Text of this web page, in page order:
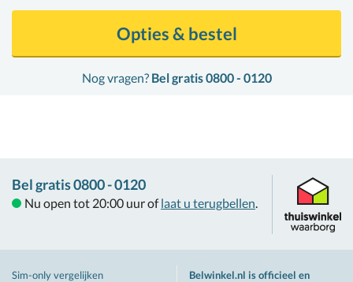
Nog vragen? Bel gratis 0800 - 0120
Opties & bestel
Bel gratis 0800 - 0120
Nu open tot 20:00 uur of laat u terugbellen.
Sim-only vergelijken Belwinkel.nl is officieel en